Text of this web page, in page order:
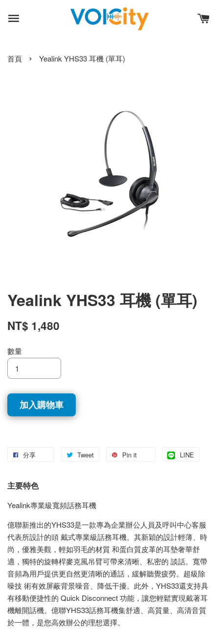
首頁 › Yealink YHS33 耳機 (單耳)
Yealink YHS33 耳機 (單耳)
NT$ 1,480
數量
加入購物車
分享 Tweet Pin it LINE
主要特色
Yealink專業級寬頻話務耳機
億聯新推出的YHS33是一款專為企業辦公人員及呼叫中心客服
代表所設計的頭 戴式專業級話務耳機。其新穎的設計輕薄、時
尚，優雅美觀，輕如羽毛的材質 和蛋白質皮革的耳墊奢華舒
適，獨特的旋轉桿麥克風吊臂可帶來清晰、私密的 談話。寬帶
音頻為用戶提供更自然更清晰的通話，緩解聽覺疲勞。超級除
噪技 術有效屏蔽背景噪音、降低干擾。此外，YHS33還支持具
有移動便捷性的 Quick Disconnect 功能，讓您輕鬆實現戴著耳
機離開話機。億聯YHS33話務耳機集舒適、高質量、高清音質
於一體，是您高效辦公的理想選擇。